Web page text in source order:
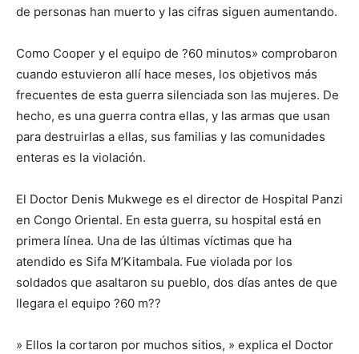
de personas han muerto y las cifras siguen aumentando.
Como Cooper y el equipo de ?60 minutos» comprobaron
cuando estuvieron allí hace meses, los objetivos más
frecuentes de esta guerra silenciada son las mujeres. De
hecho, es una guerra contra ellas, y las armas que usan
para destruirlas a ellas, sus familias y las comunidades
enteras es la violación.
El Doctor Denis Mukwege es el director de Hospital Panzi
en Congo Oriental. En esta guerra, su hospital está en
primera línea. Una de las últimas víctimas que ha
atendido es Sifa M’Kitambala. Fue violada por los
soldados que asaltaron su pueblo, dos días antes de que
llegara el equipo ?60 m??
» Ellos la cortaron por muchos sitios, » explica el Doctor